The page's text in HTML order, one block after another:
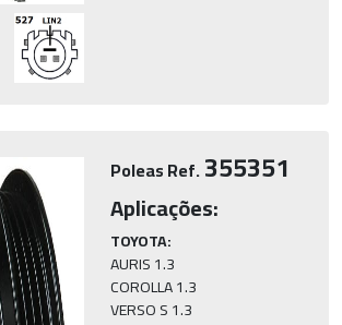
Poleas Ref.355351
Aplicações:
TOYOTA:
AURIS 1.3
COROLLA 1.3
VERSO S 1.3